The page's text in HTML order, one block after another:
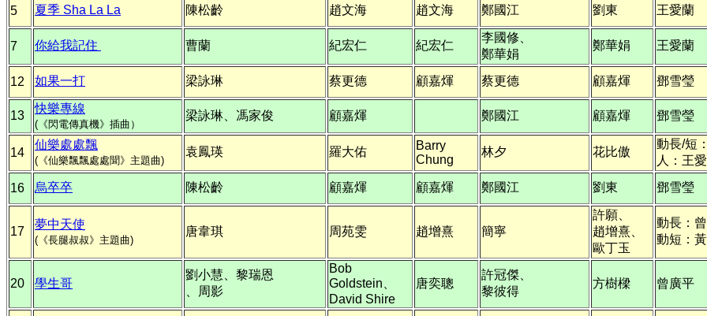
5 夏季 Sha La La 陳松齡 趙文海 趙文海 鄭國江 劉東 王愛蘭
7 你給我記住 曹蘭 紀宏仁 紀宏仁
李國修、
鄭華娟
鄭華娟 王愛蘭
12 如果一打 梁詠琳 蔡更德 顧嘉煇 蔡更德 顧嘉煇 鄧雪瑩
13
快樂專線
(《閃電傳真機》插曲）
梁詠琳、馮家俊 顧嘉煇 鄭國江 顧嘉煇 鄧雪瑩
14
仙樂處處飄
(《仙樂飄飄處處聞》主題曲)
袁鳳瑛 羅大佑
Barry
Chung
林夕 花比傲
動長/短
人：王
16 烏卒卒 陳松齡 顧嘉煇 顧嘉煇 鄭國江 劉東 鄧雪瑩
17
夢中天使
(《長腿叔叔》主題曲)
唐韋琪 周苑雯 趙增熹 簡寧
許願、
趙增熹、
歐丁玉
動長：
動短：
20 學生哥
劉小慧、黎瑞恩
、周影
Bob
Goldstein、
David Shire
唐奕聰
許冠傑、
黎彼得
方樹樑 曾廣平